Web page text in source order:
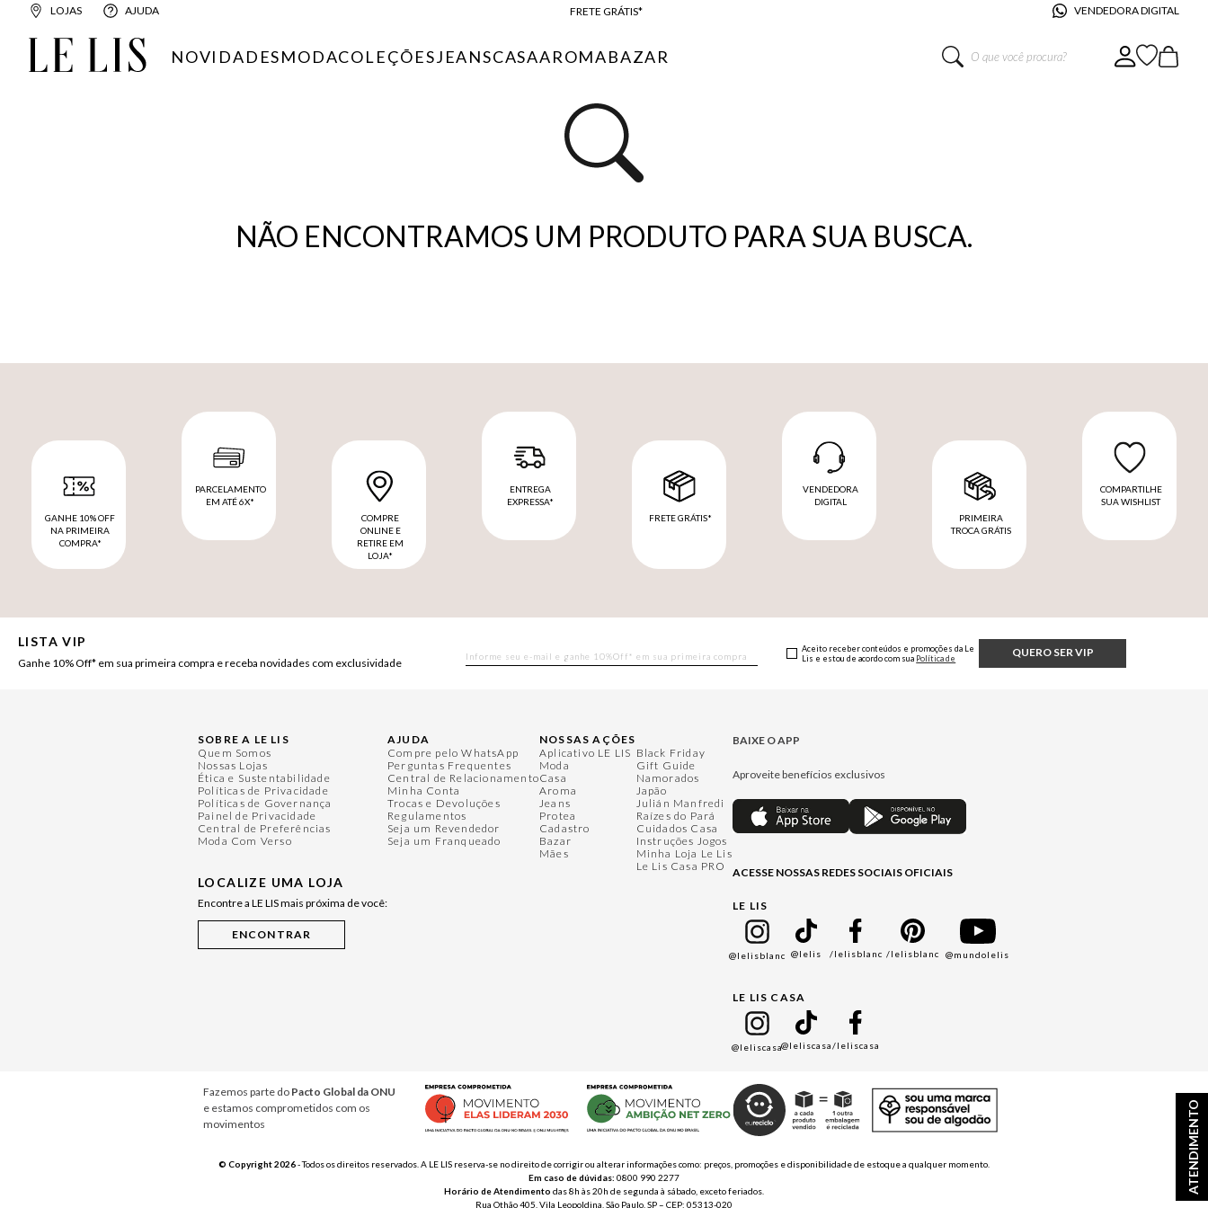
LOJAS AJUDA
FRETE GRÁTIS*
10% OFF NA PRIMEIRA COMPRA*
VENDEDORA DIGITAL
ATENDIMENTO
NOVIDADESMODACOLEÇÕESJEANSCASAAROMABAZAR
O que você procura?
NÃO ENCONTRAMOS UM PRODUTO PARA SUA BUSCA.
GANHE 10% OFF
NA PRIMEIRA
COMPRA*
PARCELAMENTO
EM ATÉ 6X*
COMPRE
ONLINE E
RETIRE EM
LOJA*
ENTREGA
EXPRESSA*
FRETE GRÁTIS*
VENDEDORA
DIGITAL
PRIMEIRA
TROCA GRÁTIS
COMPARTILHE
SUA WISHLIST
LISTA VIP
Ganhe 10% Off* em sua primeira compra e receba novidades com exclusividade
QUERO SER VIP
Aceito receber conteúdos e promoções da Le
Lis e estou de acordo com sua Política de
SOBRE A LE LIS
Quem Somos
Nossas Lojas
Ética e Sustentabilidade
Políticas de Privacidade
Políticas de Governança
Painel de Privacidade
Central de Preferências
Moda Com Verso
LOCALIZE UMA LOJA
Encontre a LE LIS mais próxima de você:
AJUDA
Compre pelo WhatsApp
Perguntas Frequentes
Central de Relacionamento
Minha Conta
Trocas e Devoluções
Regulamentos
Seja um Revendedor
Seja um Franqueado
NOSSAS AÇÕES
Aplicativo LE LIS
Moda
Casa
Aroma
Jeans
Protea
Cadastro
Bazar
Mães
Black Friday
Gift Guide
Namorados
Japão
Julián Manfredi
Raízes do Pará
Cuidados Casa
Instruções Jogos
Minha Loja Le Lis
Le Lis Casa PRO
BAIXE O APP
Aproveite benefícios exclusivos
ACESSE NOSSAS REDES SOCIAIS OFICIAIS
LE LIS
@lelisblanc @lelis /lelisblanc /lelisblanc @mundolelis
LE LIS CASA
@leliscasa@leliscasa/leliscasa
Fazemos parte do Pacto Global da ONU
e estamos comprometidos com os
movimentos
© Copyright 2026- Todos os direitos reservados. A LE LIS reserva-se no direito de corrigir ou alterar informações como: preços, promoções e disponibilidade de estoque a qualquer momento.
Em caso de dúvidas: 0800 990 2277
Horário de Atendimento das 8h às 20h de segunda à sábado, exceto feriados.
Rua Othão 405, Vila Leopoldina, São Paulo, SP – CEP: 05313-020